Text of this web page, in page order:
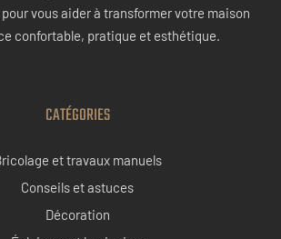
vous aider à transformer votre maison
confortable, pratique et esthétique.
CATÉGORIES
et travaux manuels
Conseils et astuces
Décoration